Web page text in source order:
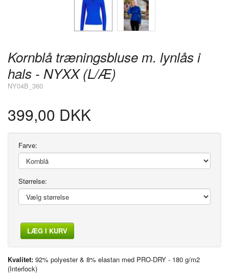
Kornblå træningsbluse m. lynlås i
hals - NYXX (L/Æ)
NY04B_360
399,00 DKK
Farve:
Størrelse:
LÆG I KURV
Kvalitet: 92% polyester & 8% elastan med PRO-DRY - 180 g/m2
(Interlock)